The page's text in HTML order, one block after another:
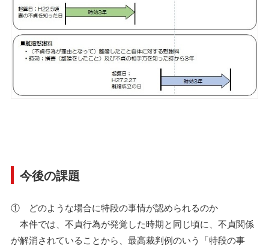
今後の課題
① どのような場合に特段の事情が認められるのか
本件では、不貞行為が発覚した時期と同じ頃に、不貞関係
が解消されていることから、最高裁判例のいう「特段の事